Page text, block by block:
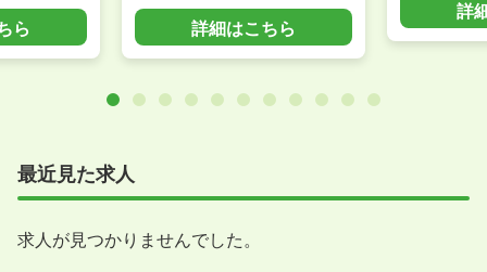
ら 詳細はこちら
詳
最近見た求人
求人が見つかりませんでした。